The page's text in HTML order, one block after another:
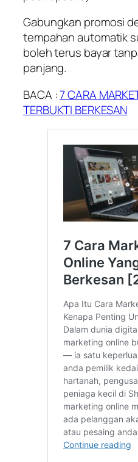
Gabungkan promosi
tempahan automatik
boleh terus bayar
panjang.
BACA :7 CARA
TERBUKTI BERKESAN